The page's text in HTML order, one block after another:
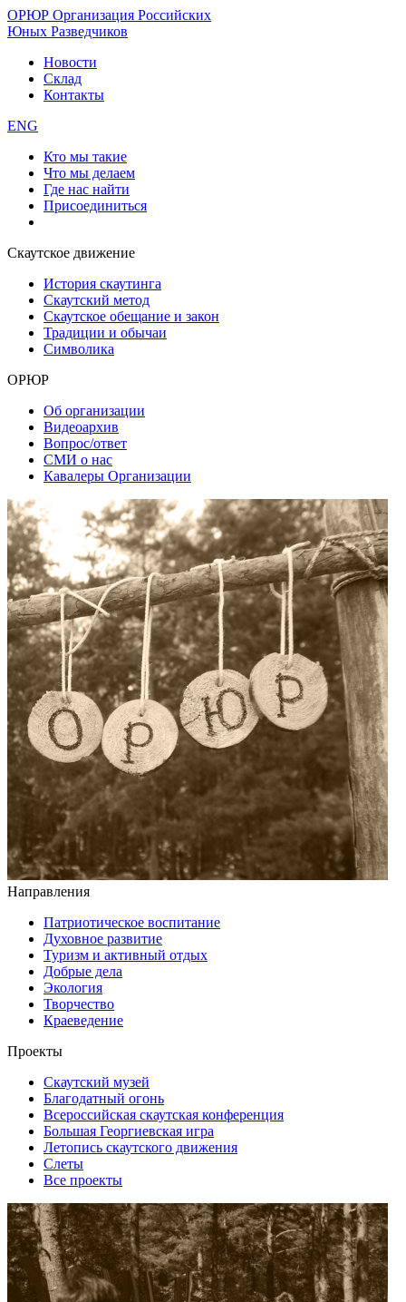
ОРЮР Организация Российских
Юных Разведчиков
Новости
Склад
Контакты
ENG
Кто мы такие
Что мы делаем
Где нас найти
Присоединиться
Скаутское движение
История скаутинга
Скаутский метод
Скаутское обещание и закон
Традиции и обычаи
Символика
ОРЮР
Об организации
Видеоархив
Вопрос/ответ
СМИ о нас
Кавалеры Организации
Направления
Патриотическое воспитание
Духовное развитие
Туризм и активный отдых
Добрые дела
Экология
Творчество
Краеведение
Проекты
Скаутский музей
Благодатный огонь
Всероссийская скаутская конференция
Большая Георгиевская игра
Летопись скаутского движения
Слеты
Все проекты